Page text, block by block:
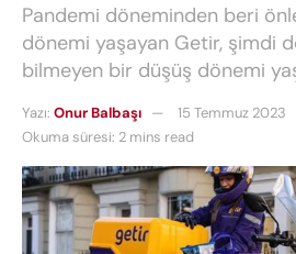
Pandemi döneminden beri
dönemi yaşayan Getir, şimdi
bilmeyen bir düşüş dönemi
Yazı: Onur Balbaşı
15 Temmuz 2023
Okuma süresi: 2 mins read